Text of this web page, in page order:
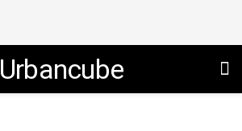
Urbancube